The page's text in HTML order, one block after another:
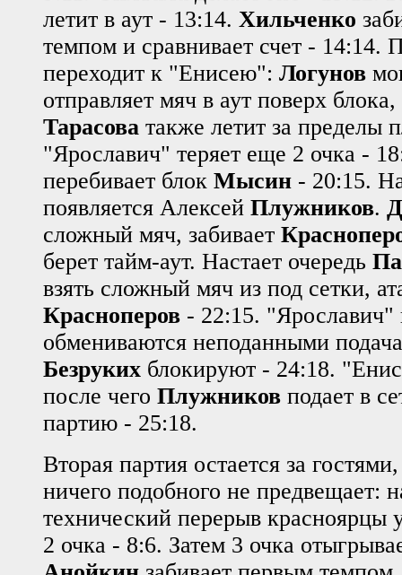
летит в аут - 13:14. Хильченко
темпом и сравнивает счет - 14:14.
переходит к "Енисею": Логунов
отправляет мяч в аут поверх
Тарасова также летит за пределы
"Ярославич" теряет еще 2 очка -
перебивает блок Мысин - 20:15.
появляется Алексей Плужников.
сложный мяч, забивает
берет тайм-аут. Настает очередь
взять сложный мяч из под сетки,
Красноперов - 22:15.
обмениваются неподанными
Безруких блокируют - 24:18.
после чего Плужников подает в
партию - 25:18.
Вторая партия остается за
ничего подобного не предвещает:
технический перерыв красноярцы
2 очка - 8:6. Затем 3 очка